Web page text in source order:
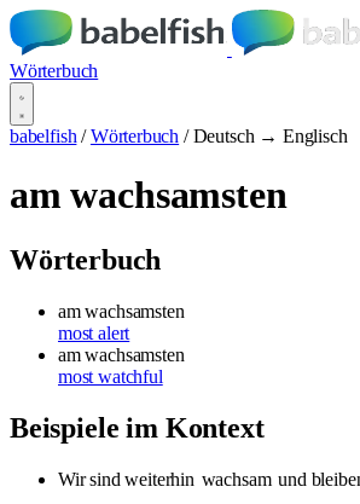
Wörterbuch
babelfish / Wörterbuch / Deutsch → Englisch
am wachsamsten
Wörterbuch
am wachsamsten
most alert
am wachsamsten
most watchful
Beispiele im Kontext
Wir sind weiterhin wachsam und